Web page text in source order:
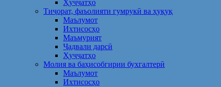
Ҳуҷҷатҳо
Тиҷорат, фаъолияти гумрукӣ ва ҳуқуқ
Маълумот
Ихтисосҳо
Маъмурият
Ҷадвали дарсӣ
Ҳуҷҷатҳо
Молия ва баҳисобгирии бухгалтерӣ
Маълумот
Ихтисосҳо